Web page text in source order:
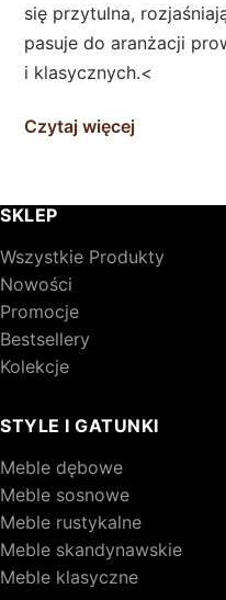
się przytulna,
pasuje do aranżacji
i klasycznych.<
Czytaj więcej
SKLEP
Wszystkie Produkty
Nowości
Promocje
Bestsellery
Kolekcje
STYLE I GATUNKI
Meble dębowe
Meble sosnowe
Meble rustykalne
Meble skandynawskie
Meble klasyczne